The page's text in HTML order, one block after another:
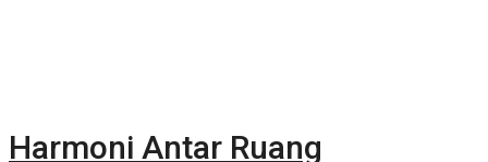
Harmoni Antar Ruang